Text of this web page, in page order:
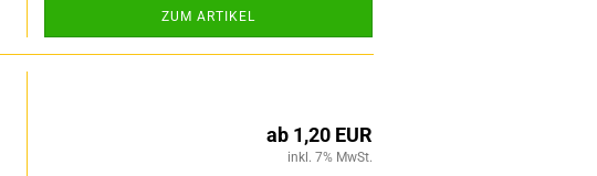
ZUM ARTIKEL
ab 1,20 EUR
inkl. 7% MwSt.